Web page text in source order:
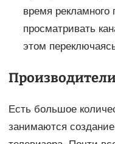
время
просматривать
этом
Есть большое
занимаются